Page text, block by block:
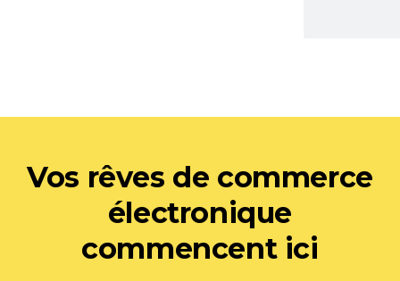
Vos rêves de commerce
électronique
commencent ici